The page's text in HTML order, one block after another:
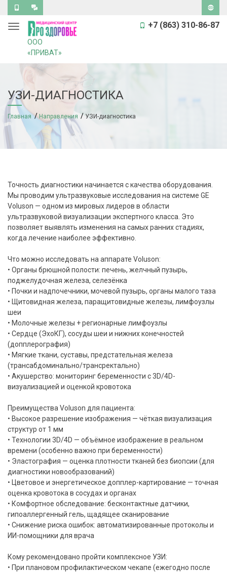
Обратный
звонок
Задать
вопрос
Версия
для
Toggle navigation
ООО
«ПРИВАТ»
+7 (863) 310-86-87
УЗИ-ДИАГНОСТИКА
Главная Направления УЗИ-диагностика
Точность диагностики начинается с качества оборудования.
Мы проводим ультразвуковые исследования на системе GE
Voluson — одном из мировых лидеров в области
ультразвуковой визуализации экспертного класса. Это
позволяет выявлять изменения на самых ранних стадиях,
когда лечение наиболее эффективно.
Что можно исследовать на аппарате Voluson:
• Органы брюшной полости: печень, желчный пузырь,
поджелудочная железа, селезёнка
• Почки и надпочечники, мочевой пузырь, органы малого таза
• Щитовидная железа, паращитовидные железы, лимфоузлы
шеи
• Молочные железы + регионарные лимфоузлы
• Сердце (ЭхоКГ), сосуды шеи и нижних конечностей
(допплерография)
• Мягкие ткани, суставы, предстательная железа
(трансабдоминально/трансректально)
• Акушерство: мониторинг беременности с 3D/4D-
визуализацией и оценкой кровотока
Преимущества Voluson для пациента:
• Высокое разрешение изображения — чёткая визуализация
структур от 1 мм
• Технологии 3D/4D — объёмное изображение в реальном
времени (особенно важно при беременности)
• Эластография — оценка плотности тканей без биопсии (для
диагностики новообразований)
• Цветовое и энергетическое допплер-картирование — точная
оценка кровотока в сосудах и органах
• Комфортное обследование: бесконтактные датчики,
гипоаллергенный гель, щадящее сканирование
• Снижение риска ошибок: автоматизированные протоколы и
ИИ-помощники для врача
Кому рекомендовано пройти комплексное УЗИ:
• При плановом профилактическом чекапе (ежегодно после